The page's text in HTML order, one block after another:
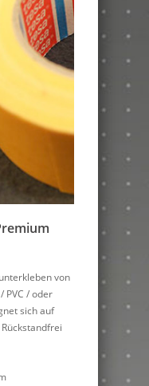
von
PVC / oder
sich auf